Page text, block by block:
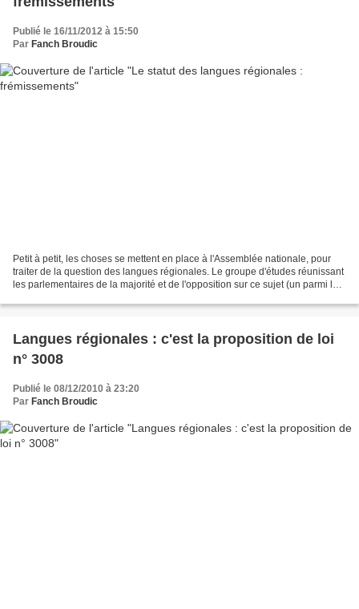
Publié le 16/11/2012 à 15:50
Par Fanch Broudic
Petit à petit, les choses se mettent en place à l'Assemblée nationale, pour
traiter de la question des langues régionales. Le groupe d'études réunissant
les parlementaires de la majorité et de l'opposition sur ce sujet (un parmi la
Langues régionales : c'est la proposition de loi
n° 3008
Publié le 08/12/2010 à 23:20
Par Fanch Broudic